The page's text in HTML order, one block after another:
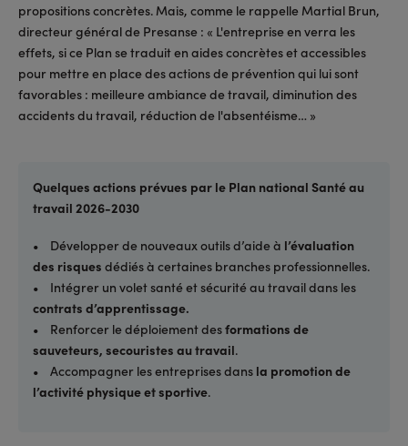
propositions concrètes. Mais, comme le rappelle Martial Brun,
directeur général de Presanse : « L'entreprise en verra les
effets, si ce Plan se traduit en aides concrètes et accessibles
pour mettre en place des actions de prévention qui lui sont
favorables : meilleure ambiance de travail, diminution des
accidents du travail, réduction de l'absentéisme… »
Quelques actions prévues par le Plan national Santé au
travail 2026-2030
• Développer de nouveaux outils d’aide à l’évaluation
des risques dédiés à certaines branches professionnelles.
• Intégrer un volet santé et sécurité au travail dans les
contrats d’apprentissage.
• Renforcer le déploiement desformations de
sauveteurs, secouristes au travail.
• Accompagner les entreprises dans la promotion de
l’activité physique et sportive.